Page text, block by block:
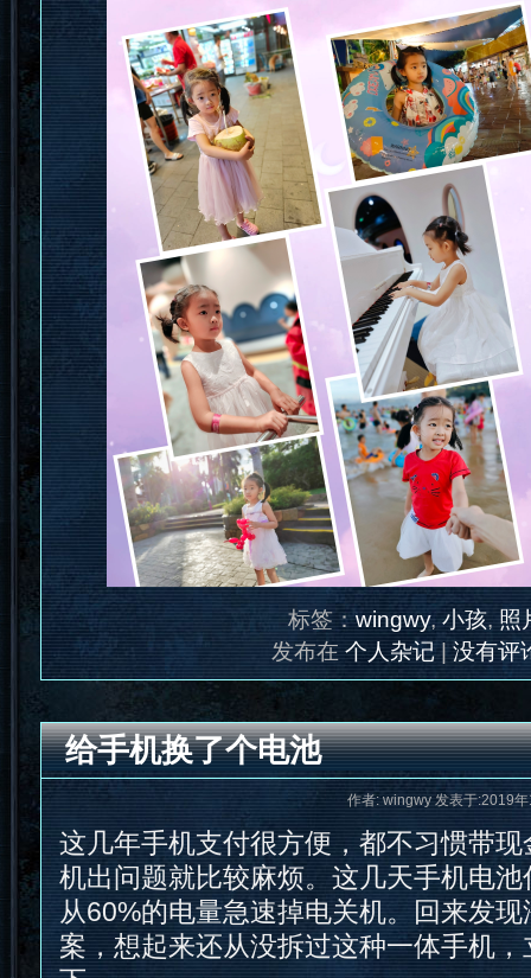
标签：wingwy,小孩,照
发布在 个人杂记|没有评
给手机换了个电池
作者: wingwy 发表于:2019
这几年手机支付很方便，都不习惯带
机出问题就比较麻烦。这几天手机电
从60%的电量急速掉电关机。回来发
案，想起来还从没拆过这种一体手机